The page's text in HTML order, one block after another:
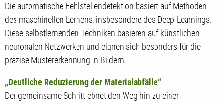
Die automatische Fehlstellendetektion basiert auf Methoden
des maschinellen Lernens, insbesondere des Deep-Learnings.
Diese selbstlernenden Techniken basieren auf künstlichen
neuronalen Netzwerken und eignen sich besonders für die
präzise Mustererkennung in Bildern.
„Deutliche Reduzierung der Materialabfälle“
Der gemeinsame Schritt ebnet den Weg hin zu einer